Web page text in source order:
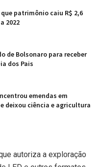
patrimônio caiu R$ 2,6
2022
de Bolsonaro para receber
dos Pais
emendas em
deixou ciência e agricultura
autoriza a exploração